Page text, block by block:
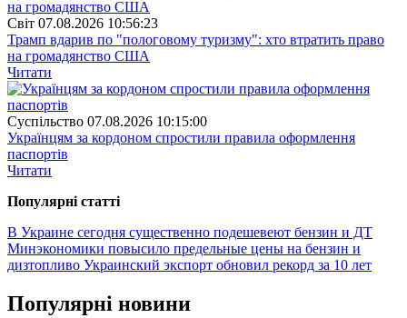
Свiт 07.08.2026 10:56:23
Трамп вдарив по "пологовому туризму": хто втратить право
на громадянство США
Читати
Суспiльство 07.08.2026 10:15:00
Українцям за кордоном спростили правила оформлення
паспортів
Читати
Популярнi статтi
В Украине сегодня существенно подешевеют бензин и ДТ
Минэкономики повысило предельные цены на бензин и
дизтопливо Украинский экспорт обновил рекорд за 10 лет
Популярнi новини